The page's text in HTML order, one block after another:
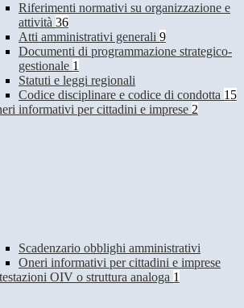
Riferimenti normativi su organizzazione e
attività 36
Atti amministrativi generali 9
Documenti di programmazione strategico-
gestionale 1
Statuti e leggi regionali
Codice disciplinare e codice di condotta 15
informativi per cittadini e imprese 2
Scadenzario obblighi amministrativi
Oneri informativi per cittadini e imprese
OIV o struttura analoga 1